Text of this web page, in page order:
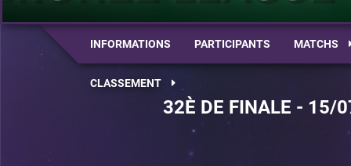
INFORMATIONS PARTICIPANTS MATCHS
CLASSEMENT
32È DE FINALE - 15/